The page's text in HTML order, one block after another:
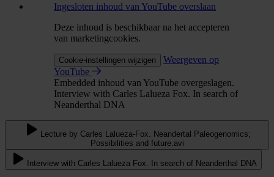
Ingesloten inhoud van YouTube overslaan
Deze inhoud is beschikbaar na het accepteren
van marketingcookies.
Cookie-instellingen wijzigen
Weergeven op
YouTube
Embedded inhoud van YouTube overgeslagen.
Interview with Carles Lalueza Fox. In search of
Neanderthal DNA
Lecture by Carles Lalueza-Fox. Neandertal Paleogenomics;
Possibilities and future.avi
Interview with Carles Lalueza Fox. In search of Neanderthal DNA